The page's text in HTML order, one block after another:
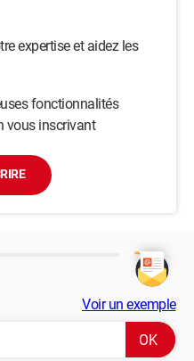
expertise et aidez les
fonctionnalités
vous inscrivant
Voir un exemple